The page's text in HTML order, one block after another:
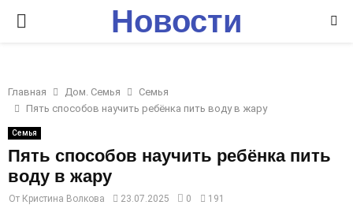
P
I
M
A
Новости
Главная Дом. Семья
Семья
Пять способов научить ребёнка пить воду в жару
Семья
Пять способов научить ребёнка пить
воду в жару
От Кристина Волкова 23.07.2025 0 191